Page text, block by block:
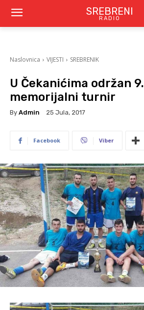
SREBRENI
RADIO
Naslovnica VIJESTI SREBRENIK
U Čekanićima održan 9.
memorijalni turnir
By Admin 25 Jula, 2017
Facebook Viber